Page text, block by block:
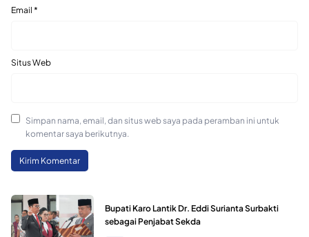
Email *
Situs Web
Simpan nama, email, dan situs web saya pada peramban ini untuk
komentar saya berikutnya.
Bupati Karo Lantik Dr. Eddi Surianta Surbakti
sebagai Penjabat Sekda